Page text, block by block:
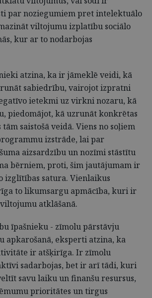
par noziegumiem pret intelektuālo
viltojumu izplatību sociālo
kur ar to nodarbojas
atzina, ka ir jāmeklē veidi, kā
sabiedrību, vairojot izpratni
ietekmi uz virkni nozaru, kā
piedomājot, kā uzrunāt konkrētas
saistošā veidā. Viens no soļiem
izstrāde, lai par
aizsardzību un nozīmi stāstītu
bērniem, proti, šim jautājumam ir
izglītības satura. Vienlaikus
to likumsargu apmācība, kuri ir
atklāšanā.
īpašnieku - zīmolu pārstāvju
apkarošanā, eksperti atzina, ka
ir atšķirīga. Ir zīmolu
sadarbojas, bet ir arī tādi, kuri
savu laiku un finanšu resursus,
prioritātes un tirgus